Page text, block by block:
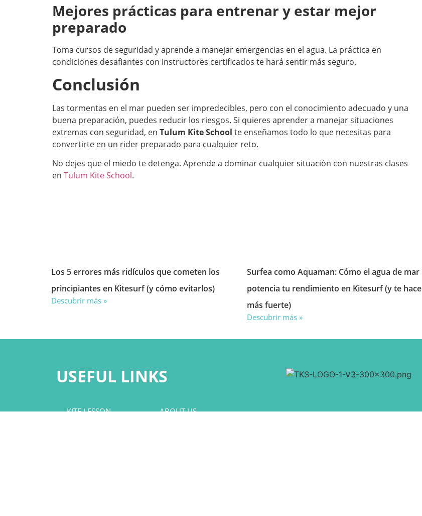
Mejores prácticas para entrenar y estar mejor
preparado
Toma cursos de seguridad y aprende a manejar emergencias en el agua. La práctica en
condiciones desafiantes con instructores certificados te hará sentir más seguro.
Conclusión
Las tormentas en el mar pueden ser impredecibles, pero con el conocimiento adecuado y una
buena preparación, puedes reducir los riesgos. Si quieres aprender a manejar situaciones
extremas con seguridad, en Tulum Kite School te enseñamos todo lo que necesitas para
convertirte en un rider preparado para cualquier reto.
No dejes que el miedo te detenga. Aprende a dominar cualquier situación con nuestras clases
en Tulum Kite School.
Los 5 errores más ridículos que cometen los
principiantes en Kitesurf (y cómo evitarlos)
Descubrir más »
Surfea como Aquaman: Cómo el agua de mar
potencia tu rendimiento en Kitesurf (y te hace
más fuerte)
Descubrir más »
USEFUL LINKS
KITE LESSON
ABOUT US